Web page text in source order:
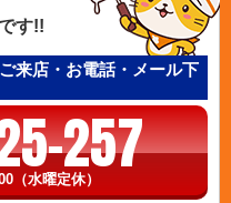
す!!
来店・お電話・メール下
257
（水曜定休）